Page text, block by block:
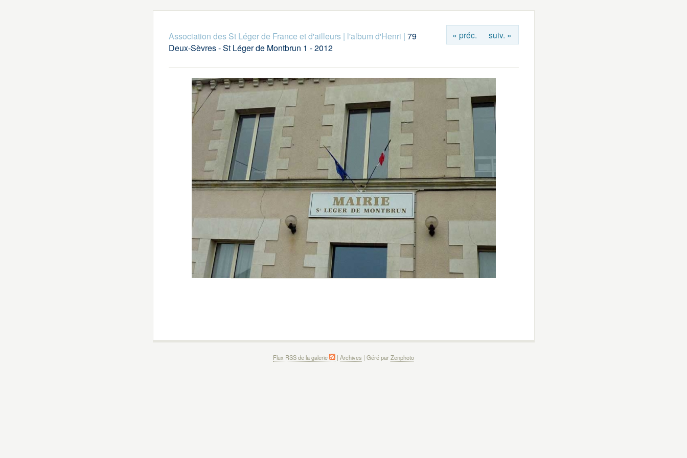
« préc. suiv. »
Association des St Léger de France et d'ailleurs| l'album d'Henri | 79
Deux-Sèvres - St Léger de Montbrun 1 - 2012
Flux RSS de la galerie | Archives | Géré parZenphoto